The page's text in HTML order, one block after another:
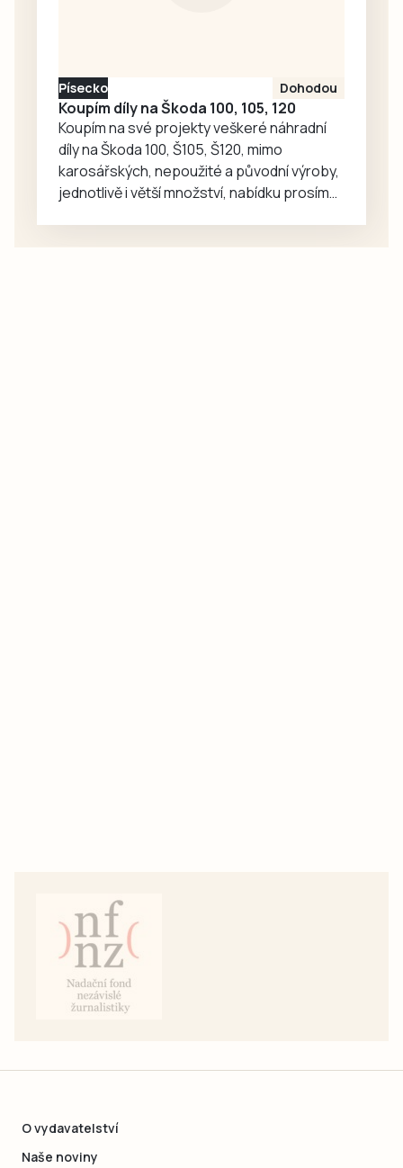
Písecko Dohodou
Koupím díly na Škoda 100, 105, 120
Koupím na své projekty veškeré náhradní
díly na Škoda 100, Š105, Š120, mimo
karosářských, nepoužité a původní výroby,
jednotlivě i větší množství, nabídku prosím
O vydavatelství
Naše noviny